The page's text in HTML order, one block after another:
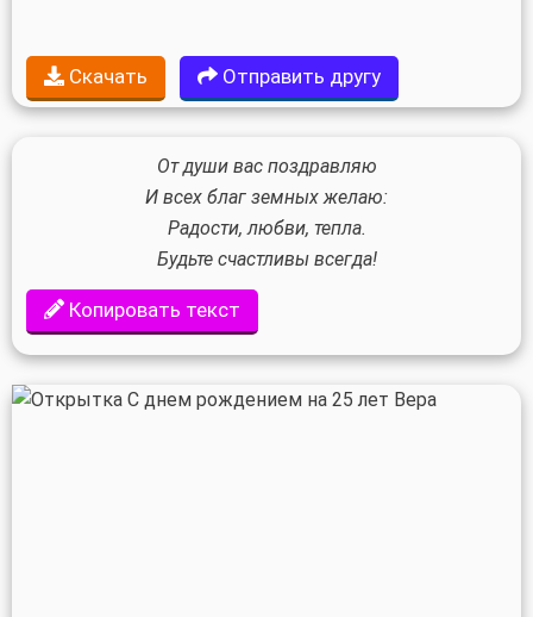
Скачать Отправить другу
От души вас поздравляю
И всех благ земных желаю:
Радости, любви, тепла.
Будьте счастливы всегда!
Копировать текст